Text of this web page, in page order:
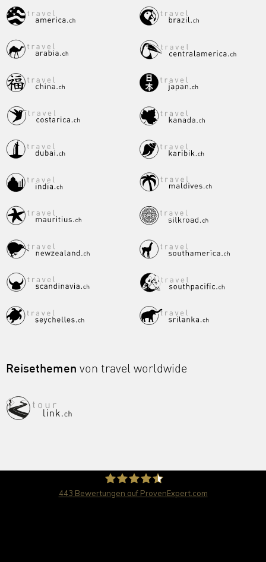
Reisethemen von travel worldwide
443 Bewertungen auf ProvenExpert.com